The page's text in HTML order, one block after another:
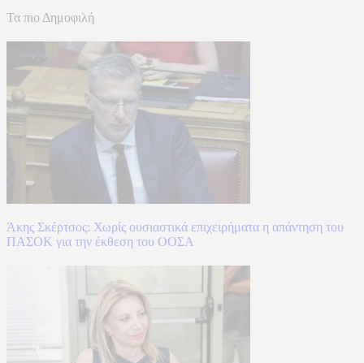
Τα πιο Δημοφιλή
Άκης Σκέρτσος: Χωρίς ουσιαστικά επιχειρήματα η απάντηση του
ΠΑΣΟΚ για την έκθεση του ΟΟΣΑ